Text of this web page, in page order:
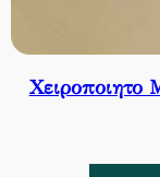
Χειροποιητο